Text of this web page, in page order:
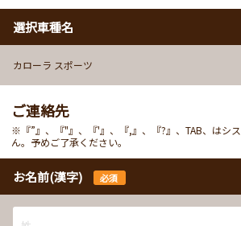
選択車種名
カローラ スポーツ
ご連絡先
※『”』、『"』、『'』、『,』、『?』、TAB、はシ
ん。予めご了承ください。
お名前(漢字) 必須